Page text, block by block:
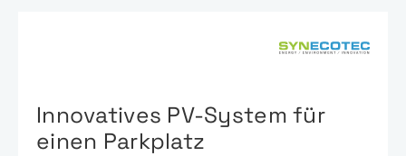
Innovatives PV-System für
einen Parkplatz